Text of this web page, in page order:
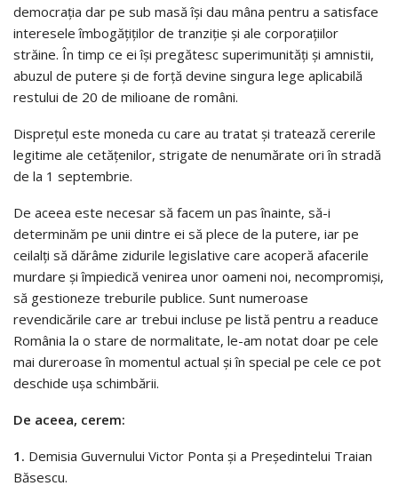
democrația dar pe sub masă își dau mâna pentru a satisface
interesele îmbogățiților de tranziție și ale corporațiilor
străine. În timp ce ei își pregătesc superimunități și amnistii,
abuzul de putere și de forță devine singura lege aplicabilă
restului de 20 de milioane de români.
Disprețul este moneda cu care au tratat și tratează cererile
legitime ale cetățenilor, strigate de nenumărate ori în stradă
de la 1 septembrie.
De aceea este necesar să facem un pas înainte, să-i
determinăm pe unii dintre ei să plece de la putere, iar pe
ceilalți să dărâme zidurile legislative care acoperă afacerile
murdare și împiedică venirea unor oameni noi, necompromiși,
să gestioneze treburile publice. Sunt numeroase
revendicările care ar trebui incluse pe listă pentru a readuce
România la o stare de normalitate, le-am notat doar pe cele
mai dureroase în momentul actual și în special pe cele ce pot
deschide ușa schimbării.
De aceea, cerem:
1. Demisia Guvernului Victor Ponta și a Președintelui Traian
Băsescu.